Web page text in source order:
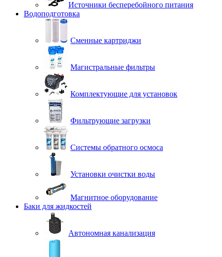
Источники бесперебойного питания
Водоподготовка
Сменные картриджи
Магистральные фильтры
Комплектующие для установок
Фильтрующие загрузки
Системы обратного осмоса
Установки очистки воды
Магнитное оборудование
Баки для жидкостей
Автономная канализация